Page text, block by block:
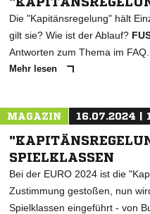
Die "Kapitänsregelung" hält
gilt sie? Wie ist der Ablauf?
Antworten zum Thema im FAQ.
Mehr lesen
MAGAZIN 16.07.2024 |
SPIELKLASSEN
Bei der EURO 2024 ist die
Zustimmung gestoßen, nun
Spielklassen eingeführt - von